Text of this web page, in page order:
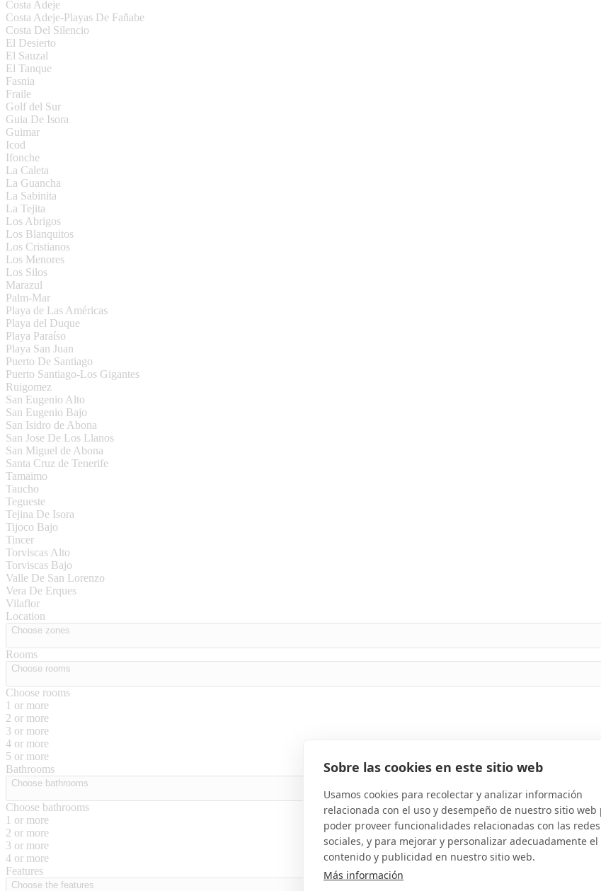
Sobre las cookies en este sitio web
Usamos cookies para recolectar y analizar información
relacionada con el uso y desempeño de nuestro sitio web
poder proveer funcionalidades relacionadas con las redes
sociales, y para mejorar y personalizar adecuadamente el
contenido y publicidad en nuestro sitio web.
Más información
Costa Adeje
Costa Adeje-Playas De Fañabe
Costa Del Silencio
El Desierto
El Sauzal
El Tanque
Fasnia
Fraile
Golf del Sur
Guia De Isora
Guimar
Icod
Ifonche
La Caleta
La Guancha
La Sabinita
La Tejita
Los Abrigos
Los Blanquitos
Los Cristianos
Los Menores
Los Silos
Marazul
Palm-Mar
Playa de Las Américas
Playa del Duque
Playa Paraíso
Playa San Juan
Puerto De Santiago
Puerto Santiago-Los Gigantes
Ruigomez
San Eugenio Alto
San Eugenio Bajo
San Isidro de Abona
San Jose De Los Llanos
San Miguel de Abona
Santa Cruz de Tenerife
Tamaimo
Taucho
Tegueste
Tejina De Isora
Tijoco Bajo
Tincer
Torviscas Alto
Torviscas Bajo
Valle De San Lorenzo
Vera De Erques
Vilaflor
Location
Choose zones
Rooms
Choose rooms
Choose rooms
1 or more
2 or more
3 or more
4 or more
5 or more
Bathrooms
Choose bathrooms
Choose bathrooms
1 or more
2 or more
3 or more
4 or more
Features
Choose the features